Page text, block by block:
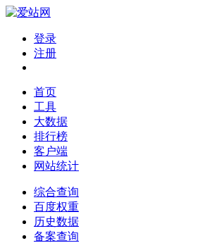
登录
注册
首页
工具
大数据
排行榜
客户端
网站统计
综合查询
百度权重
历史数据
备案查询